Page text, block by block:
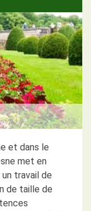
et dans le
met en
travail de
de taille de